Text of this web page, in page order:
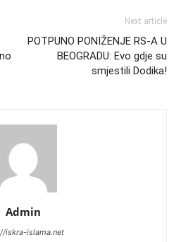
Next article
POTPUNO PONIŽENJE RS-A U
BEOGRADU: Evo gdje su
smjestili Dodika!
Admin
iskra-islama.net